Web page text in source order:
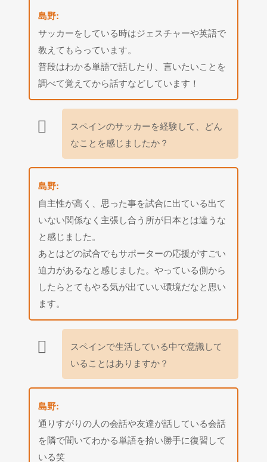
島野:
サッカーをしている時はジェスチャーや英語で
教えてもらっています。
普段はわかる単語で話したり、言いたいことを
調べて覚えてから話すなどしています！
スペインのサッカーを経験して、どん
なことを感じましたか？
島野:
自主性が高く、思った事を試合に出ている出て
いない関係なく主張し合う所が日本とは違うな
と感じました。
あとはどの試合でもサポーターの応援がすごい
迫力があるなと感じました。やっている側から
したらとてもやる気が出ていい環境だなと思い
ます。
スペインで生活している中で意識して
いることはありますか？
島野:
通りすがりの人の会話や友達が話している会話
を隣で聞いてわかる単語を拾い勝手に復習して
いる笑